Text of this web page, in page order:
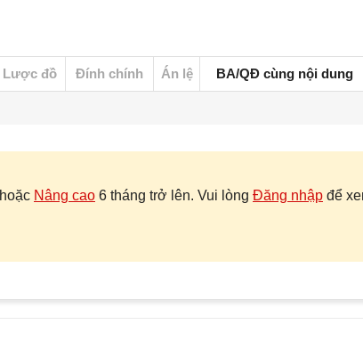
Lược đồ Đính chính Án lệ BA/QĐ cùng nội dung
hoặc Nâng cao 6 tháng trở lên. Vui lòng Đăng nhập để